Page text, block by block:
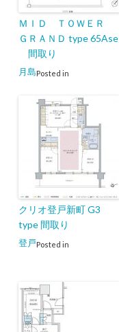
ＭＩＤ ＴＯＷＥＲ
ＧＲＡＮＤ type 65Ase
間取り
Posted in
月島
クリオ登戸新町 G3
type 間取り
Posted in
登戸